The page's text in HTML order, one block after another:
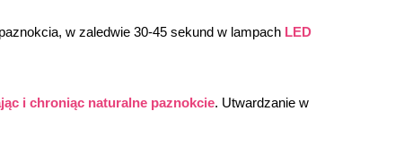
w zaledwie 30-45 sekund w lampach LED
i chroniąc naturalne paznokcie. Utwardzanie w